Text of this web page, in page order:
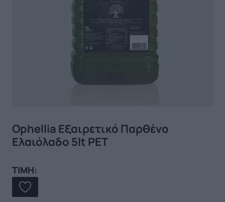
Ophellia Εξαιρετικό Παρθένο
Ελαιόλαδο 5lt PET
ΤΙΜΗ: